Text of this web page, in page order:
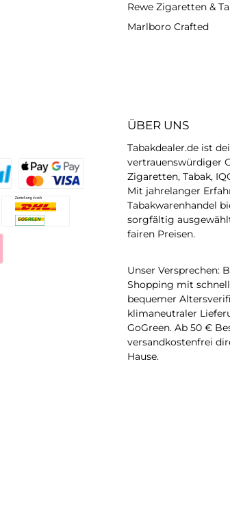
Rewe Zigaretten &
Marlboro Crafted
QuickPay - Kreditkarten
DHL
ÜBER UNS
Tabakdealer.de ist
vertrauenswürdiger
Zigaretten, Tabak,
Mit jahrelanger
Tabakwarenhandel
sorgfältig
fairen Preisen.
Unser Versprechen:
Shopping mit
bequemer
klimaneutraler
GoGreen. Ab 50 €
versandkostenfrei
Hause.